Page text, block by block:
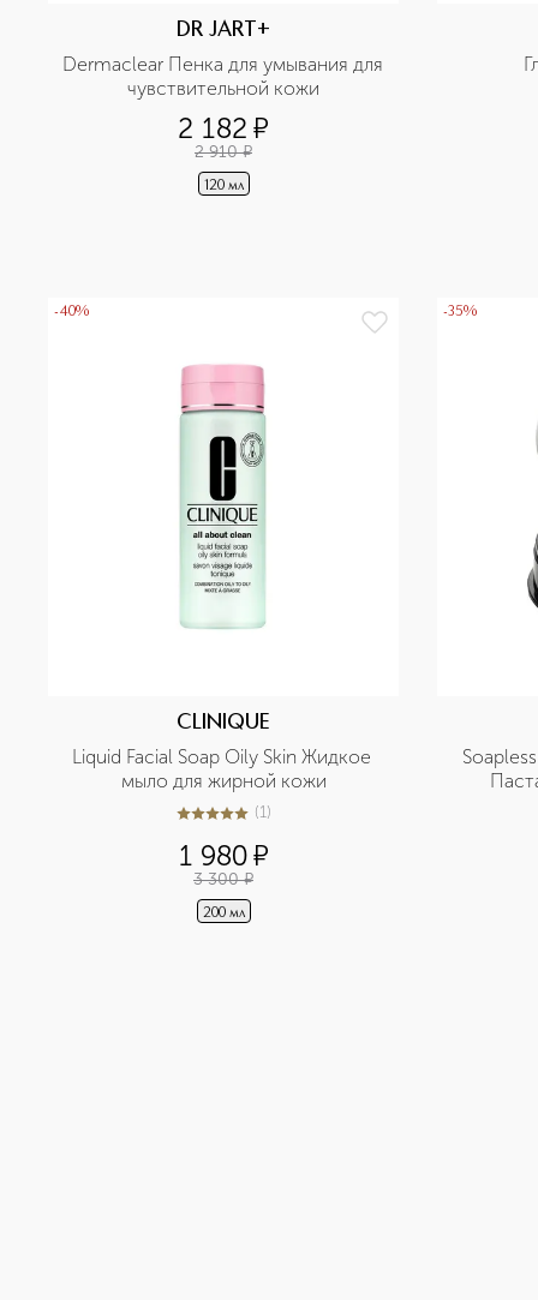
DR JART+
Dermaclear Пенка для умывания для
чувствительной кожи
2 182 ¤
2 910 ¤
120 мл
-40%
CLINIQUE
Liquid Facial Soap Oily Skin Жидкое
мыло для жирной кожи
5из 51 (1)
1 980¤
3 300 ¤
200 мл
-35%